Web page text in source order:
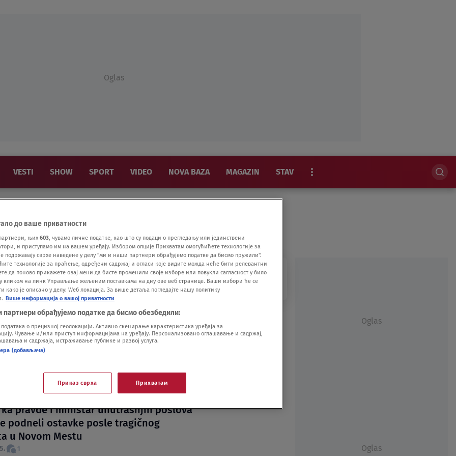
Oglas
VESTI SHOW SPORT VIDEO NOVA BAZA MAGAZIN STAV
neka imena svojih budućih ministara
ukida imunitet ministrima?: Vlada u
predlaže promenu Ustava
naložilo hapšenje dva ministra, policija
pravde i ministar unutrašnjih poslova
podneli ostavke posle tragičnog
u Novom Mestu
1
Oglas
Oglas
до ваше приватности
њих 603, чувамо личне податке, као што су подаци о прегледању или јединствени
и приступамо им на вашем уређају. Избором опције Прихватам омогућићете технологије за
подржавају сврхе наведене у делу "ми и наши партнери обрађујемо податке да бисмо пружили".
технологије за праћење, одређени садржај и огласи које видите можда неће бити релевантни
да поново прикажете овај мени да бисте променили своје изборе или повукли сагласност у било
кликом на линк Управљање жељеним поставкама на дну ове веб странице. Ваши избори ће се
како је описано у делу: Wеб локација. За више детаља погледајте нашу политику
Више информација о вашој приватности
обрађујемо податке да бисмо обезбедили:
о прецизној геолокацији. Активно скенирање карактеристика уређаја за
Чување и/или приступ информацијама на уређају. Персонализовано оглашавање и садржај,
и садржаја, истраживање публике и развој услуга.
(добављача)
Приказ сврха Прихватам